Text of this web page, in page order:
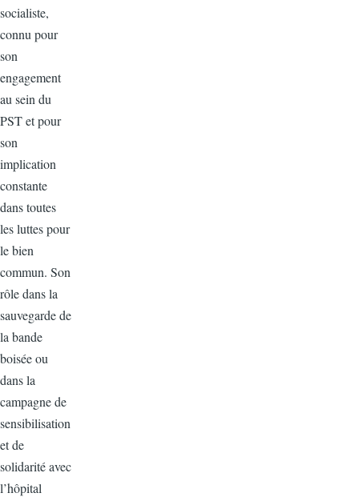
socialiste,
connu pour
son
engagement
au sein du
PST et pour
son
implication
constante
dans toutes
les luttes pour
le bien
commun. Son
rôle dans la
sauvegarde de
la bande
boisée ou
dans la
campagne de
sensibilisation
et de
solidarité avec
l’hôpital